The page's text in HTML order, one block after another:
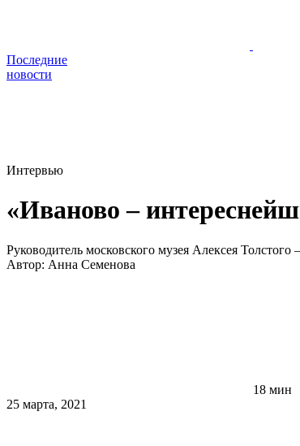
Последние
новости
Интервью
«Иваново –
Руководитель московского музея Алексея
Автор: Анна Семенова
18 мин
25 марта, 2021